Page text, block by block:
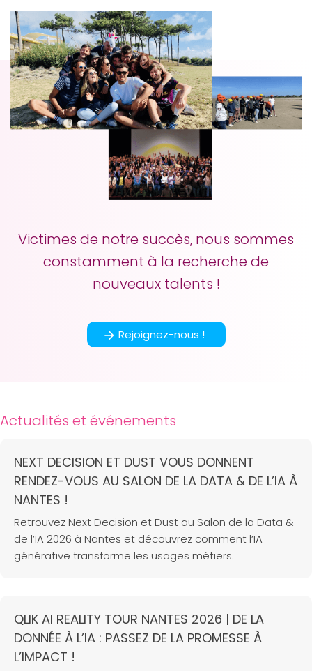
Victimes de notre succès, nous sommes
constamment à la recherche de
nouveaux talents !
Rejoignez-nous !
Actualités et événements
NEXT DECISION ET DUST VOUS DONNENT
RENDEZ-VOUS AU SALON DE LA DATA & DE L’IA À
NANTES !
Retrouvez Next Decision et Dust au Salon de la Data &
de l’IA 2026 à Nantes et découvrez comment l’IA
générative transforme les usages métiers.
QLIK AI REALITY TOUR NANTES 2026 | DE LA
DONNÉE À L’IA : PASSEZ DE LA PROMESSE À
L’IMPACT !